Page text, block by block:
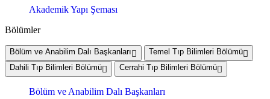
Akademik Yapı Şeması
Bölümler
Bölüm ve Anabilim Dalı Başkanları
Temel Tıp Bilimleri Bölümü
Dahili Tıp Bilimleri Bölümü
Cerrahi Tıp Bilimleri Bölümü
Bölüm ve Anabilim Dalı Başkanları